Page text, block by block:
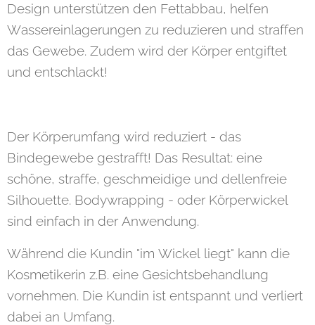
Design unterstützen den Fettabbau, helfen
Wassereinlagerungen zu reduzieren und straffen
das Gewebe. Zudem wird der Körper entgiftet
und entschlackt!
Der Körperumfang wird reduziert - das
Bindegewebe gestrafft! Das Resultat: eine
schöne, straffe, geschmeidige und dellenfreie
Silhouette. Bodywrapping - oder Körperwickel
sind einfach in der Anwendung.
Während die Kundin "im Wickel liegt" kann die
Kosmetikerin z.B. eine Gesichtsbehandlung
vornehmen. Die Kundin ist entspannt und verliert
dabei an Umfang.